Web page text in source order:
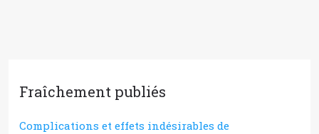
Fraîchement publiés
Complications et effets indésirables de